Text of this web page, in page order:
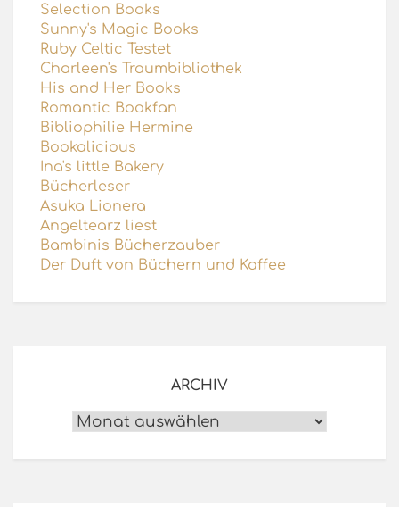
Selection Books
Sunny's Magic Books
Ruby Celtic Testet
Charleen's Traumbibliothek
His and Her Books
Romantic Bookfan
Bibliophilie Hermine
Bookalicious
Ina's little Bakery
Bücherleser
Asuka Lionera
Angeltearz liest
Bambinis Bücherzauber
Der Duft von Büchern und Kaffee
ARCHIV
Archiv